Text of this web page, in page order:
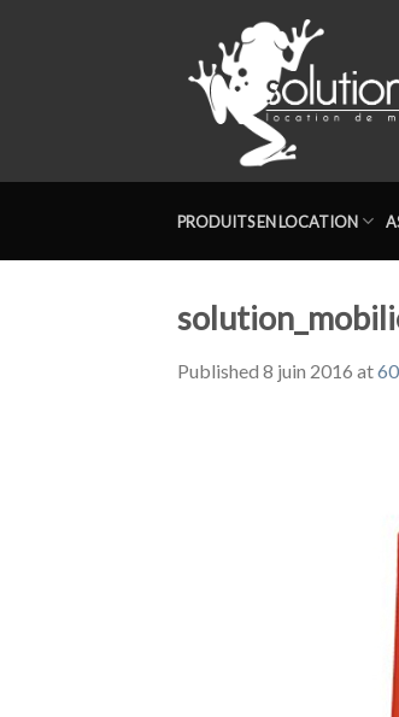
PRODUITS EN LOCATION
Published 8 juin 2016 at